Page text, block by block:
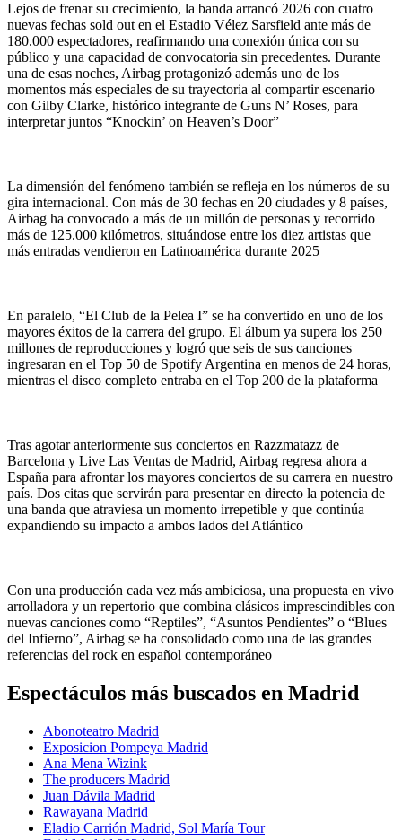
Lejos de frenar su crecimiento, la banda arrancó 2026 con cuatro
nuevas fechas sold out en el Estadio Vélez Sarsfield ante más de
180.000 espectadores, reafirmando una conexión única con su
público y una capacidad de convocatoria sin precedentes. Durante
una de esas noches, Airbag protagonizó además uno de los
momentos más especiales de su trayectoria al compartir escenario
con Gilby Clarke, histórico integrante de Guns N’ Roses, para
interpretar juntos “Knockin’ on Heaven’s Door”
La dimensión del fenómeno también se refleja en los números de su
gira internacional. Con más de 30 fechas en 20 ciudades y 8 países,
Airbag ha convocado a más de un millón de personas y recorrido
más de 125.000 kilómetros, situándose entre los diez artistas que
más entradas vendieron en Latinoamérica durante 2025
En paralelo, “El Club de la Pelea I” se ha convertido en uno de los
mayores éxitos de la carrera del grupo. El álbum ya supera los 250
millones de reproducciones y logró que seis de sus canciones
ingresaran en el Top 50 de Spotify Argentina en menos de 24 horas,
mientras el disco completo entraba en el Top 200 de la plataforma
Tras agotar anteriormente sus conciertos en Razzmatazz de
Barcelona y Live Las Ventas de Madrid, Airbag regresa ahora a
España para afrontar los mayores conciertos de su carrera en nuestro
país. Dos citas que servirán para presentar en directo la potencia de
una banda que atraviesa un momento irrepetible y que continúa
expandiendo su impacto a ambos lados del Atlántico
Con una producción cada vez más ambiciosa, una propuesta en vivo
arrolladora y un repertorio que combina clásicos imprescindibles con
nuevas canciones como “Reptiles”, “Asuntos Pendientes” o “Blues
del Infierno”, Airbag se ha consolidado como una de las grandes
referencias del rock en español contemporáneo
Espectáculos más buscados en Madrid
Abonoteatro Madrid
Exposicion Pompeya Madrid
Ana Mena Wizink
The producers Madrid
Juan Dávila Madrid
Rawayana Madrid
Eladio Carrión Madrid, Sol María Tour